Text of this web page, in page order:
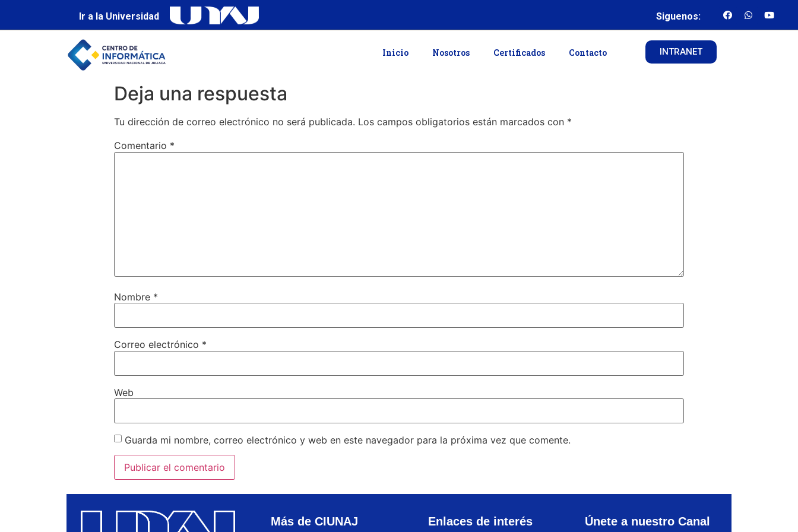
Ir a la Universidad Siguenos:
Inicio Nosotros Certificados Contacto INTRANET
Deja una respuesta
Tu dirección de correo electrónico no será publicada. Los campos obligatorios están marcados con *
Comentario *
Nombre *
Correo electrónico *
Web
Guarda mi nombre, correo electrónico y web en este navegador para la próxima vez que comente.
Más de CIUNAJ Enlaces de interés Únete a nuestro Canal